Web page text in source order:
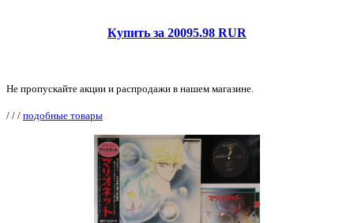
Купить за 20095.98 RUR
Не пропускайте акции и распродажи в нашем магазине.
/ / / подобные товары